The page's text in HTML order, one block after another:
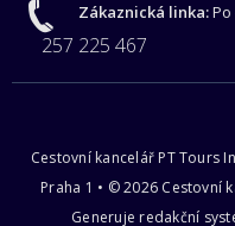
Zákaznická linka:Po
257 225 467
Cestovní kancelář PT Tours
Praha 1 • © 2026 Cestovní
Generuje redakční